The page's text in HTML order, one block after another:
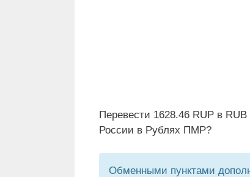
Перевести 1628.46 RUP в
России в Рублях ПМР?
Обменными пунктами